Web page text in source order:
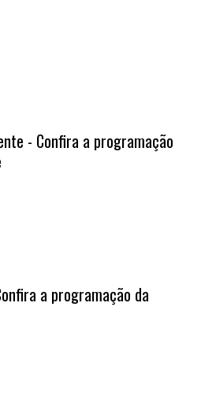
- Confira a programação
a programação da